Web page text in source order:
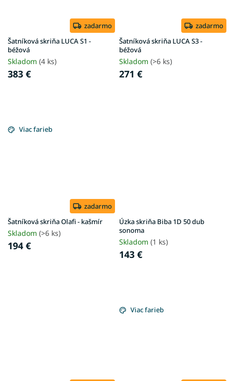
zadarmo
Šatníková skriňa LUCA S1 -
béžová
Skladom (4 ks)
383 €
zadarmo
Šatníková skriňa LUCA S3 -
béžová
Skladom (>6 ks)
271 €
Viac farieb
zadarmo
Šatníková skriňa Olafi - kašmír
Skladom (>6 ks)
194 €
Úzka skriňa Biba 1D 50 dub
sonoma
Skladom (1 ks)
143 €
Viac farieb